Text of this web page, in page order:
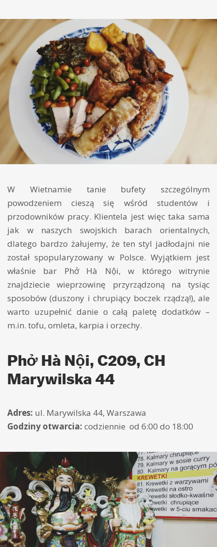
W Wietnamie tanie bufety szczególnym
powodzeniem cieszą się wśród studentów i
przodowników pracy. Klientela jest więc taka sama
jak w naszych swojskich barach orientalnych,
dlatego bardzo żałujemy, że ten styl jadłodajni nie
został spopularyzowany w Polsce. Wyjątkiem jest
właśnie bar Phở Hà Nội, w którego witrynie
znajdziecie wieprzowinę przyrządzoną na tysiąc
sposobów (duszony i chrupiący boczek rządzą!), ale
warto uzupełnić danie o całą paletę dodatków –
m.in. tofu, omleta, karpia i orzechy.
Phở Hà Nội, C209, CH
Marywilska 44
Adres: ul. Marywilska 44, Warszawa
Godziny otwarcia: codziennie od 6:00 do 18:00